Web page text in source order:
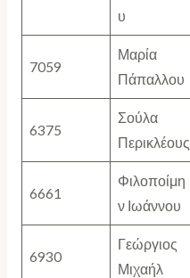
υ
7059
Μαρία
Πάπαλλου
6375
Σούλα
Περικλέους
6661
Φιλοποίμη
ν Ιωάννου
6930
Γεώργιος
Μιχαήλ